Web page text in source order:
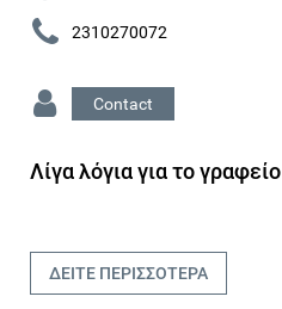
2310270072
Contact
Λίγα λόγια για το γραφείο
ΔΕΙΤΕ ΠΕΡΙΣΣΟΤΕΡΑ